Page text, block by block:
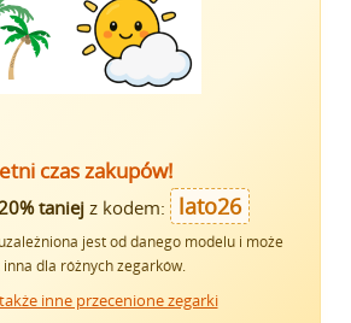
czas zakupów!
taniejz kodem: lato26
jest od danego modelu i może
inna dla różnych zegarków.
inne przecenione zegarki